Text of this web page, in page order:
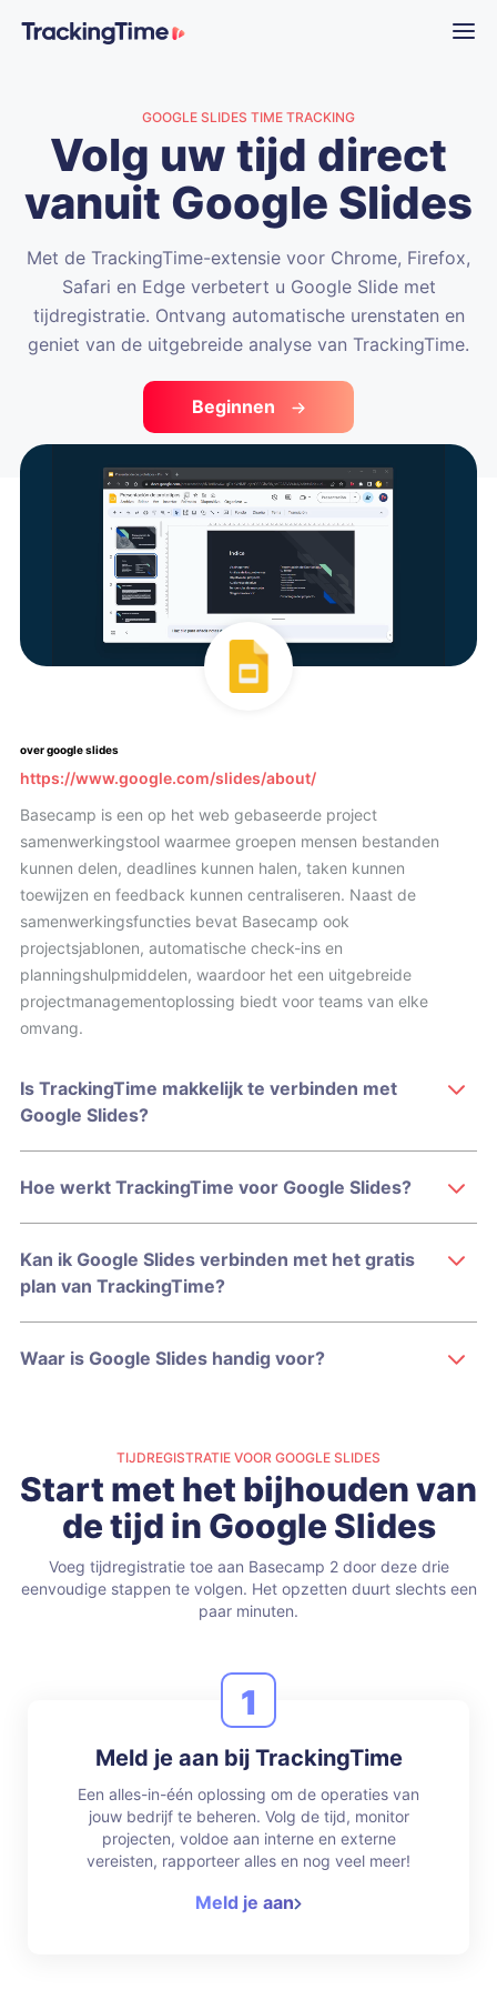
GOOGLE SLIDES TIME TRACKING
Volg uw tijd direct
vanuit Google Slides
Met de TrackingTime-extensie voor Chrome, Firefox,
Safari en Edge verbetert u Google Slide met
tijdregistratie. Ontvang automatische urenstaten en
geniet van de uitgebreide analyse van TrackingTime.
Beginnen
over google slides
https://www.google.com/slides/about/
Basecamp is een op het web gebaseerde project
samenwerkingstool waarmee groepen mensen bestanden
kunnen delen, deadlines kunnen halen, taken kunnen
toewijzen en feedback kunnen centraliseren. Naast de
samenwerkingsfuncties bevat Basecamp ook
projectsjablonen, automatische check-ins en
planningshulpmiddelen, waardoor het een uitgebreide
projectmanagementoplossing biedt voor teams van elke
omvang.
Is TrackingTime makkelijk te verbinden met
Google Slides?
Hoe werkt TrackingTime voor Google Slides?
Kan ik Google Slides verbinden met het gratis
plan van TrackingTime?
Waar is Google Slides handig voor?
TIJDREGISTRATIE VOOR GOOGLE SLIDES
Start met het bijhouden van
de tijd in Google Slides
Voeg tijdregistratie toe aan Basecamp 2 door deze drie
eenvoudige stappen te volgen. Het opzetten duurt slechts een
paar minuten.
1
Meld je aan bij TrackingTime
Een alles-in-één oplossing om de operaties van
jouw bedrijf te beheren. Volg de tijd, monitor
projecten, voldoe aan interne en externe
vereisten, rapporteer alles en nog veel meer!
Meld je aan